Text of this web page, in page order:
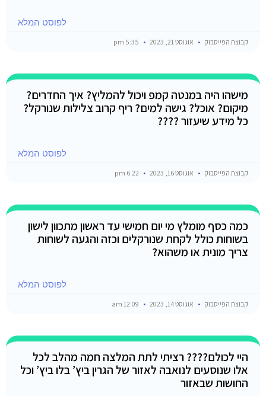
לפוסט המלא
קבוצת הפייסבוק אוגוסט 21, 2023
מישהו היה במנטה קמפ ויכול להמליץ? איך החדרים?
מיקום? אוכל? גישה למים? ריף קרוב צלילות שנורקל?
כל מידע שיעזור ????
לפוסט המלא
קבוצת הפייסבוק אוגוסט 16, 2023
כמה כסף מומלץ מי יום חמישי עד ראשון מתכוון לישון
בשוחות כולל לקחת שנורקלים וכזה והגעה לשוחות
צריך מונית או משהוא?
לפוסט המלא
קבוצת הפייסבוק אוגוסט 14, 2023
היי לכולם???? רציתי לתת המלצה חמה מהלב לכל
אלו שנוסעים לנואבה לאזור של הגרין ביץ’ בלו ביץ’ וכל
החושות שבאזור